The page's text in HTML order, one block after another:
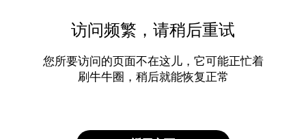
访问频繁，请稍后重试
您所要访问的页面不在这儿，它可能正忙着
刷牛牛圈，稍后就能恢复正常